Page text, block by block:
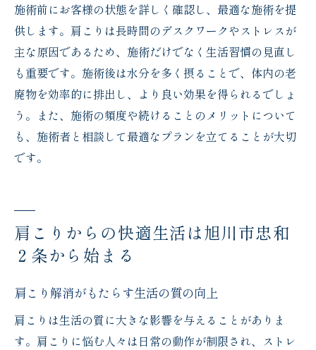
施術前にお客様の状態を詳しく確認し、最適な施術を提
供します。肩こりは長時間のデスクワークやストレスが
主な原因であるため、施術だけでなく生活習慣の見直し
も重要です。施術後は水分を多く摂ることで、体内の老
廃物を効率的に排出し、より良い効果を得られるでしょ
う。また、施術の頻度や続けることのメリットについて
も、施術者と相談して最適なプランを立てることが大切
です。
肩こりからの快適生活は旭川市忠和
２条から始まる
肩こり解消がもたらす生活の質の向上
肩こりは生活の質に大きな影響を与えることがありま
す。肩こりに悩む人々は日常の動作が制限され、ストレ